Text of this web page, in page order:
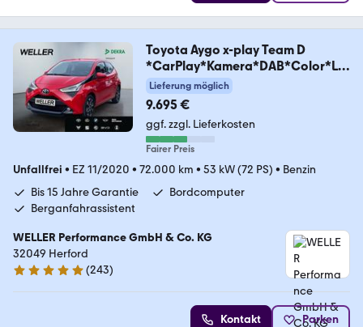
Toyota Aygo x-play Team D
*CarPlay*Kamera*DAB*Color*LM
FLieferung möglich
9.695 €
ggf. zzgl. Lieferkosten
Fairer Preis
Unfallfrei • EZ 11/2020 • 72.000 km • 53 kW (72 PS) • Benzin
Bis 15 Jahre Garantie
Bordcomputer
Berganfahrassistent
WELLER Performance GmbH & Co. KG
32049 Herford
4.8 Sterne
(243)
Kontakt Parken